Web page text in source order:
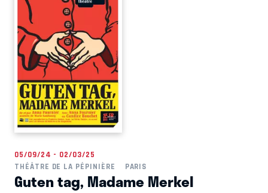
05/09/24 - 02/03/25
THÉÂTRE DE LA PÉPINIÈRE
PARIS
Guten tag, Madame Merkel